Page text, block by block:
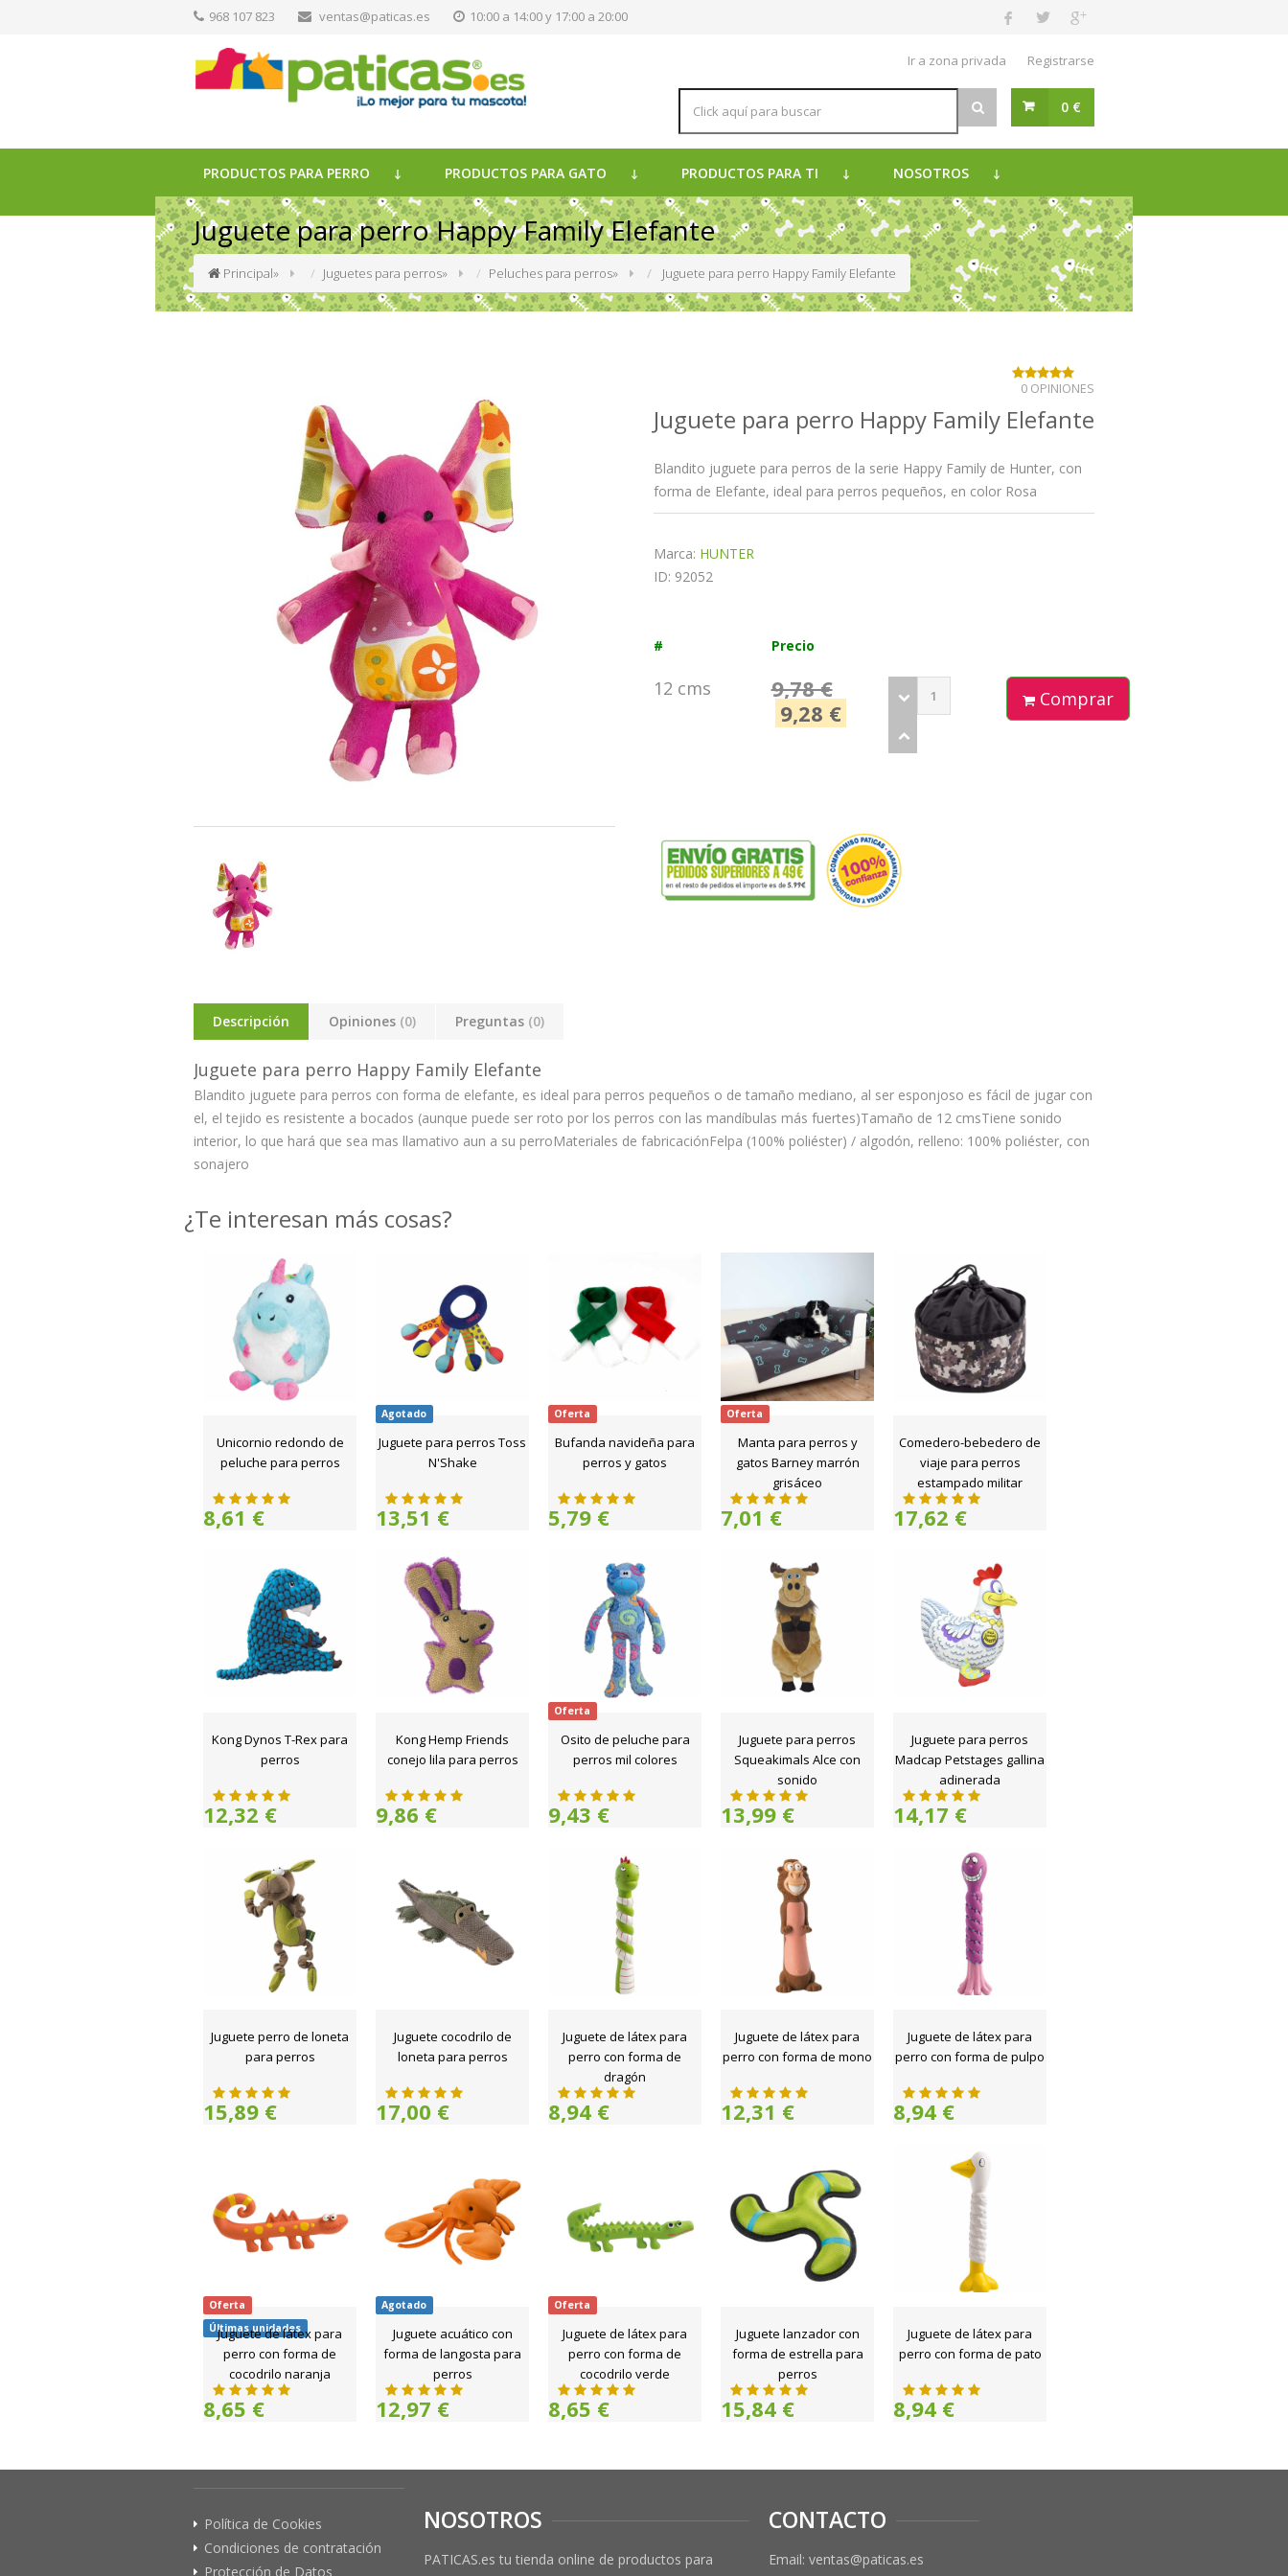
968 107 823 ventas@paticas.es 10:00 a 14:00 y 17:00 a 20:00
Ir a zona privada Registrarse
0 €
PRODUCTOS PARA PERRO PRODUCTOS PARA GATO PRODUCTOS PARA TI NOSOTROS
Juguete para perro Happy Family Elefante
Principal» Juguetes para perros» Peluches para perros» Juguete para perro Happy Family Elefante
Juguete para perro Happy Family Elefante
0 OPINIONES
Blandito juguete para perros de la serie Happy Family de Hunter, con
forma de Elefante, ideal para perros pequeños, en color Rosa
Marca: HUNTER
ID: 92052
# Precio
12 cms
9,78 €
9,28 €
Comprar
Descripción Opiniones (0) Preguntas (0)
Juguete para perro Happy Family Elefante
Blandito juguete para perros con forma de elefante, es ideal para perros pequeños o de tamaño mediano, al ser esponjoso es fácil de jugar con
el, el tejido es resistente a bocados (aunque puede ser roto por los perros con las mandíbulas más fuertes)Tamaño de 12 cmsTiene sonido
interior, lo que hará que sea mas llamativo aun a su perroMateriales de fabricaciónFelpa (100% poliéster) / algodón, relleno: 100% poliéster, con
sonajero
¿Te interesan más cosas?
Unicornio redondo de
peluche para perros
8,61 €
Agotado
Juguete para perros Toss
N'Shake
13,51 €
Oferta
Bufanda navideña para
perros y gatos
5,79 €
Oferta
Manta para perros y
gatos Barney marrón
grisáceo
7,01 €
Comedero-bebedero de
viaje para perros
estampado militar
17,62 €
Kong Dynos T-Rex para
perros
12,32 €
Kong Hemp Friends
conejo lila para perros
9,86 €
Oferta
Osito de peluche para
perros mil colores
9,43 €
Juguete para perros
Squeakimals Alce con
sonido
13,99 €
Juguete para perros
Madcap Petstages gallina
adinerada
14,17 €
Juguete perro de loneta
para perros
15,89 €
Juguete cocodrilo de
loneta para perros
17,00 €
Juguete de látex para
perro con forma de
dragón
8,94 €
Juguete de látex para
perro con forma de mono
12,31 €
Juguete de látex para
perro con forma de pulpo
8,94 €
Oferta
Últimas unidades
Juguete de látex para
perro con forma de
cocodrilo naranja
8,65 €
Agotado
Juguete acuático con
forma de langosta para
perros
12,97 €
Oferta
Juguete de látex para
perro con forma de
cocodrilo verde
8,65 €
Juguete lanzador con
forma de estrella para
perros
15,84 €
Juguete de látex para
perro con forma de pato
8,94 €
Política de Cookies
Condiciones de contratación
Protección de Datos
NOSOTROS
PATICAS.es tu tienda online de productos para
CONTACTO
Email: ventas@paticas.es